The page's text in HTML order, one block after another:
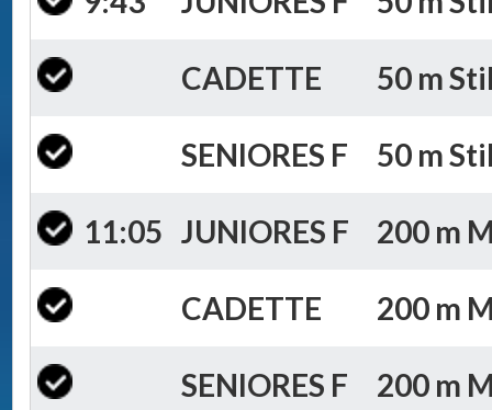
CADETTE 50 m
SENIORES F 50 m
11:05 JUNIORES F 200 m
CADETTE 200 m
SENIORES F 200 m